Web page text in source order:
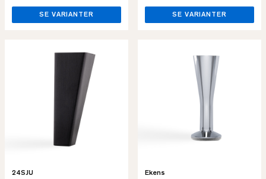
SE VARIANTER SE VARIANTER
24SJU Ekens